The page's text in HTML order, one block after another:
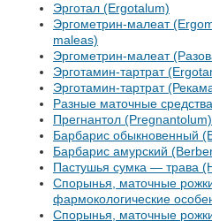
Эрготал (Ergotalum)
Эргометрин-малеат
maleas)
Эргометрин-малеат
Эрготамин-тартрат
Эрготамин-тартрат
Разные маточные средства
Прегнантол (Pregnantolum)
Барбарис обыкновенный
Барбарис амурский
Пастушья сумка — трава
Спорынья, маточные
фармокологические
Спорынья, маточные